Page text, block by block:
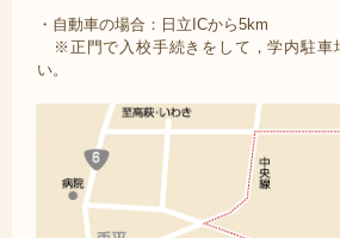
・自動車の場合：日立ICから5km
※正門で入校手続きをして，学内駐車
い。